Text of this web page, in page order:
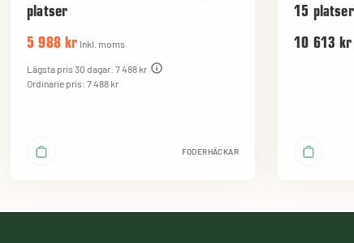
platser
5 988 kr Inkl. moms
Lägsta pris 30 dagar: 7 488 kr
Ordinarie pris: 7 488 kr
FODERHÄCKAR
15 platser
10 613 kr